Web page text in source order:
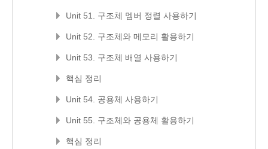
Unit 51. 구조체 멤버 정렬 사용하기
Unit 52. 구조체와 메모리 활용하기
Unit 53. 구조체 배열 사용하기
핵심 정리
Unit 54. 공용체 사용하기
Unit 55. 구조체와 공용체 활용하기
핵심 정리